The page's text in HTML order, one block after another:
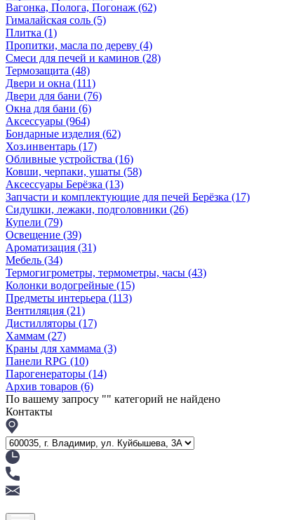
Вагонка, Полога, Погонаж (62)
Гималайская соль (5)
Плитка (1)
Пропитки, масла по дереву (4)
Смеси для печей и каминов (28)
Термозащита (48)
Двери и окна (111)
Двери для бани (76)
Окна для бани (6)
Аксессуары (964)
Бондарные изделия (62)
Хоз.инвентарь (17)
Обливные устройства (16)
Ковши, черпаки, ушаты (58)
Аксессуары Берёзка (13)
Запчасти и комплектующие для печей Берёзка (17)
Сидушки, лежаки, подголовники (26)
Купели (79)
Освещение (39)
Ароматизация (31)
Мебель (34)
Термогигрометры, термометры, часы (43)
Колонки водогрейные (15)
Предметы интерьера (113)
Вентиляция (21)
Дистилляторы (17)
Хаммам (27)
Краны для хаммама (3)
Панели RPG (10)
Парогенераторы (14)
Архив товаров (6)
По вашему запросу "" категорий не найдено
Контакты